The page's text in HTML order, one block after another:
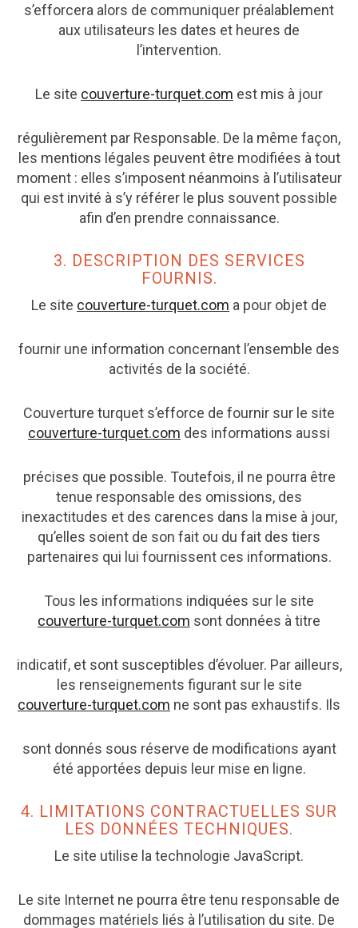
s’efforcera alors de communiquer préalablement
aux utilisateurs les dates et heures de
l’intervention.
Le site couverture-turquet.com est mis à jour
régulièrement par Responsable. De la même façon,
les mentions légales peuvent être modifiées à tout
moment : elles s’imposent néanmoins à l’utilisateur
qui est invité à s’y référer le plus souvent possible
afin d’en prendre connaissance.
3. DESCRIPTION DES SERVICES
FOURNIS.
Le site couverture-turquet.com a pour objet de
fournir une information concernant l’ensemble des
activités de la société.
Couverture turquet s’efforce de fournir sur le site
couverture-turquet.com des informations aussi
précises que possible. Toutefois, il ne pourra être
tenue responsable des omissions, des
inexactitudes et des carences dans la mise à jour,
qu’elles soient de son fait ou du fait des tiers
partenaires qui lui fournissent ces informations.
Tous les informations indiquées sur le site
couverture-turquet.com sont données à titre
indicatif, et sont susceptibles d’évoluer. Par ailleurs,
les renseignements figurant sur le site
couverture-turquet.com ne sont pas exhaustifs. Ils
sont donnés sous réserve de modifications ayant
été apportées depuis leur mise en ligne.
4. LIMITATIONS CONTRACTUELLES SUR
LES DONNÉES TECHNIQUES.
Le site utilise la technologie JavaScript.
Le site Internet ne pourra être tenu responsable de
dommages matériels liés à l’utilisation du site. De